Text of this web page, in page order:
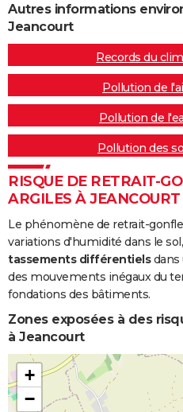
Autres informations
Jeancourt
Records du
Pollution de
Pollution de
Pollution des
RISQUE DE RETRAIT-
ARGILES À JEANCOURT
Le phénomène de retrait-
variations d'humidité dans le
tassements différentielsdans
des mouvements inégaux du
fondations des bâtiments.
Zones exposées à des
à Jeancourt
+
−